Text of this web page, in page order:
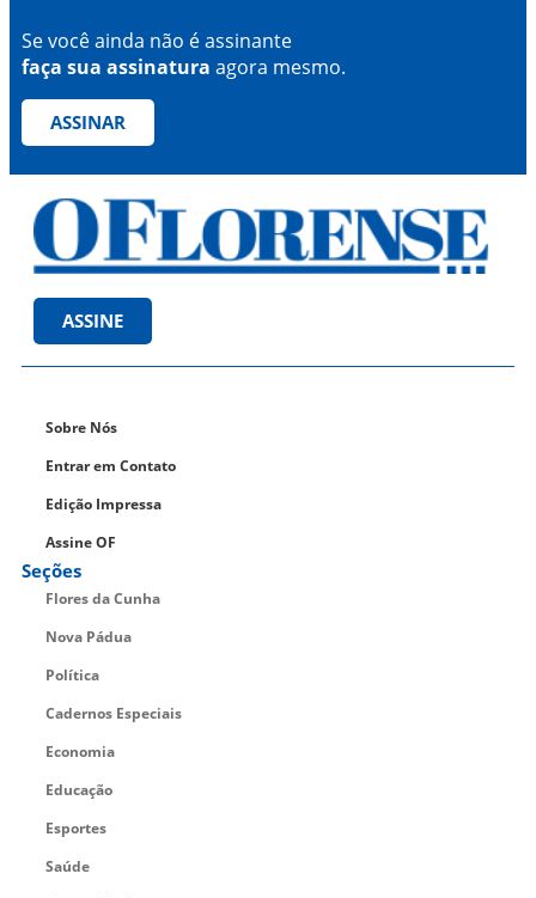
Se você ainda não é assinante
faça sua assinatura agora mesmo.
ASSINAR
ASSINE
Sobre Nós
Entrar em Contato
Edição Impressa
Assine OF
Seções
Flores da Cunha
Nova Pádua
Política
Cadernos Especiais
Economia
Educação
Esportes
Saúde